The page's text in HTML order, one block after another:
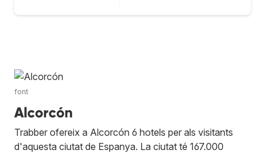
font
Alcorcón
Trabber ofereix a Alcorcón 6 hotels per als visitants
d'aquesta ciutat de Espanya. La ciutat té 167.000